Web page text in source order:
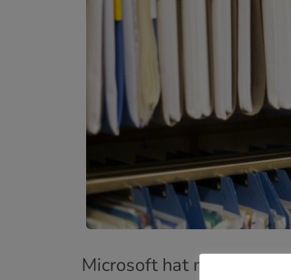
Microsoft hat mit der